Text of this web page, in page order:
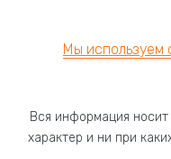
Мы используем
Вся информация
характер и ни при